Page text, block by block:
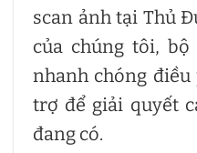
scan ảnh tại Thủ
của chúng tôi,
nhanh chóng
trợ để giải quyết
đang có.